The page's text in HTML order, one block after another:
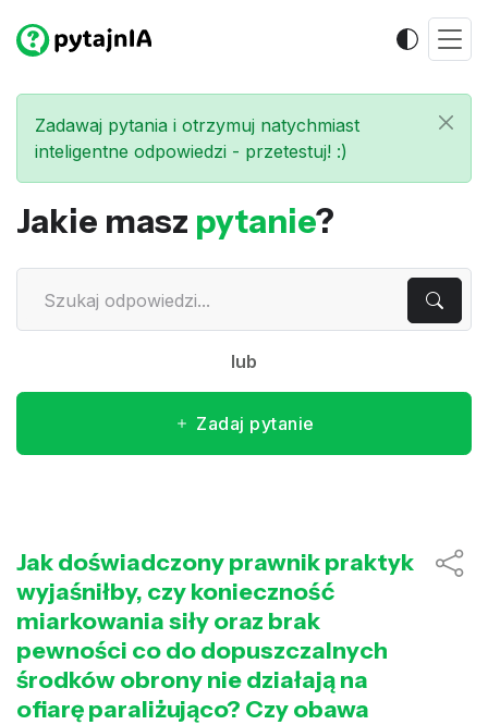
Zadawaj pytania i otrzymuj natychmiast
inteligentne odpowiedzi - przetestuj! :)
Jakie masz pytanie?
lub
Zadaj pytanie
Jak doświadczony prawnik praktyk
wyjaśniłby, czy konieczność
miarkowania siły oraz brak
pewności co do dopuszczalnych
środków obrony nie działają na
ofiarę paraliżująco? Czy obawa